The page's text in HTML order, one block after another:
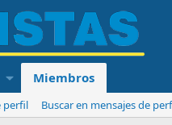
Miembros
perfil
Buscar en mensajes de